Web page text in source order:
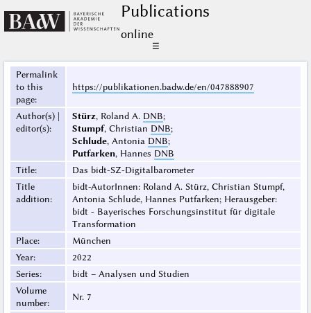
Publications
online
☰
Permalink
to this
page:
https://publikationen.badw.de/en/047888907
Author(s) |
editor(s):
Stürz, Roland A. DNB;
Stumpf, Christian DNB;
Schlude, Antonia DNB;
Putfarken, Hannes DNB
Title:
Das bidt-SZ-Digitalbarometer
Title
addition:
bidt-AutorInnen: Roland A. Stürz, Christian Stumpf,
Antonia Schlude, Hannes Putfarken; Herausgeber:
bidt - Bayerisches Forschungsinstitut für digitale
Transformation
Place:
München
Year:
2022
Series:
bidt – Analysen und Studien
Volume
number:
Nr. 7